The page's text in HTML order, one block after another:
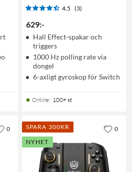
4.5 (3)
629:-
Hall Effect-spakar och
triggers
1000 Hz polling rate via
dongel
6-axligt gyroskop för Switch
Online: 100+ st
0
SPARA 300KR
NYHET
0